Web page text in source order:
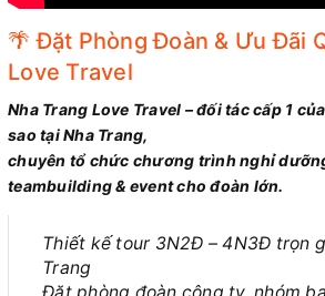
🌴 Đặt Phòng Đoàn & Ưu Đãi
Love Travel
Nha Trang Love Travel – đối tác cấp 1
sao tại Nha Trang,
chuyên tổ chức chương trình nghỉ
teambuilding & event cho đoàn lớn.
Thiết kế tour 3N2Đ – 4N3Đ trọn
Trang